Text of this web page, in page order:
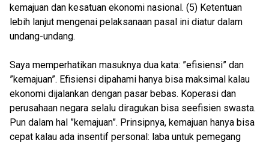
kemajuan dan kesatuan ekonomi nasional. (5) Ketentuan
lebih lanjut mengenai pelaksanaan pasal ini diatur dalam
undang-undang.
Saya memperhatikan masuknya dua kata: ”efisiensi” dan
”kemajuan”. Efisiensi dipahami hanya bisa maksimal kalau
ekonomi dijalankan dengan pasar bebas. Koperasi dan
perusahaan negara selalu diragukan bisa seefisien swasta.
Pun dalam hal ”kemajuan”. Prinsipnya, kemajuan hanya bisa
cepat kalau ada insentif personal: laba untuk pemegang